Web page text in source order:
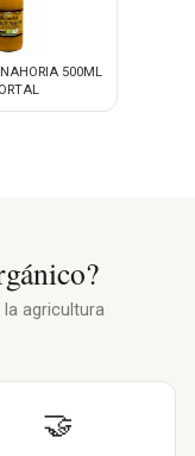
500ML
la agricultura
🤝